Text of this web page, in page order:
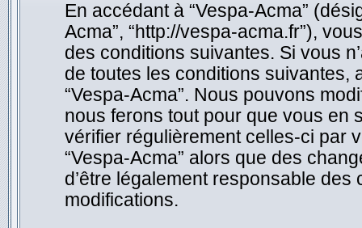
En accédant à “Vespa-Acma”
Acma”, “http://vespa-acma.fr”),
des conditions suivantes. Si vous
de toutes les conditions suivantes,
“Vespa-Acma”. Nous pouvons
nous ferons tout pour que vous en
vérifier régulièrement celles-ci par
“Vespa-Acma” alors que des
d’être légalement responsable
modifications.